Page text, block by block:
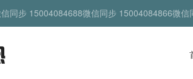
同步 15004084688微信同步 15004084866微信